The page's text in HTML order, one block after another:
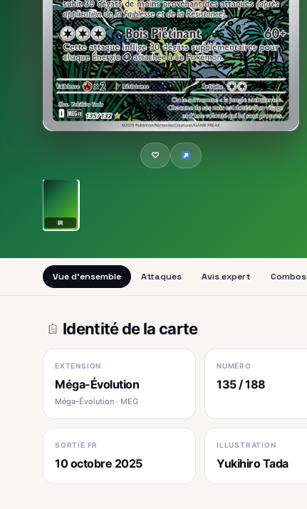
♡
IR
Vue d'ensemble Attaques Avis expert Combos
Identité de la carte
EXTENSION
Méga-Évolution
Méga-Évolution · MEG
NUMÉRO
135 / 188
SORTIE FR
10 octobre 2025
ILLUSTRATION
Yukihiro Tada